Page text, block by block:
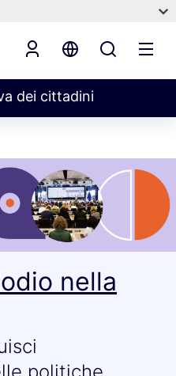
dei cittadini
nella
politiche